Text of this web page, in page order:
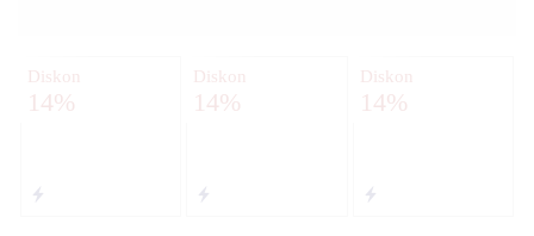
Diskon
14%
Diskon
14%
Diskon
14%